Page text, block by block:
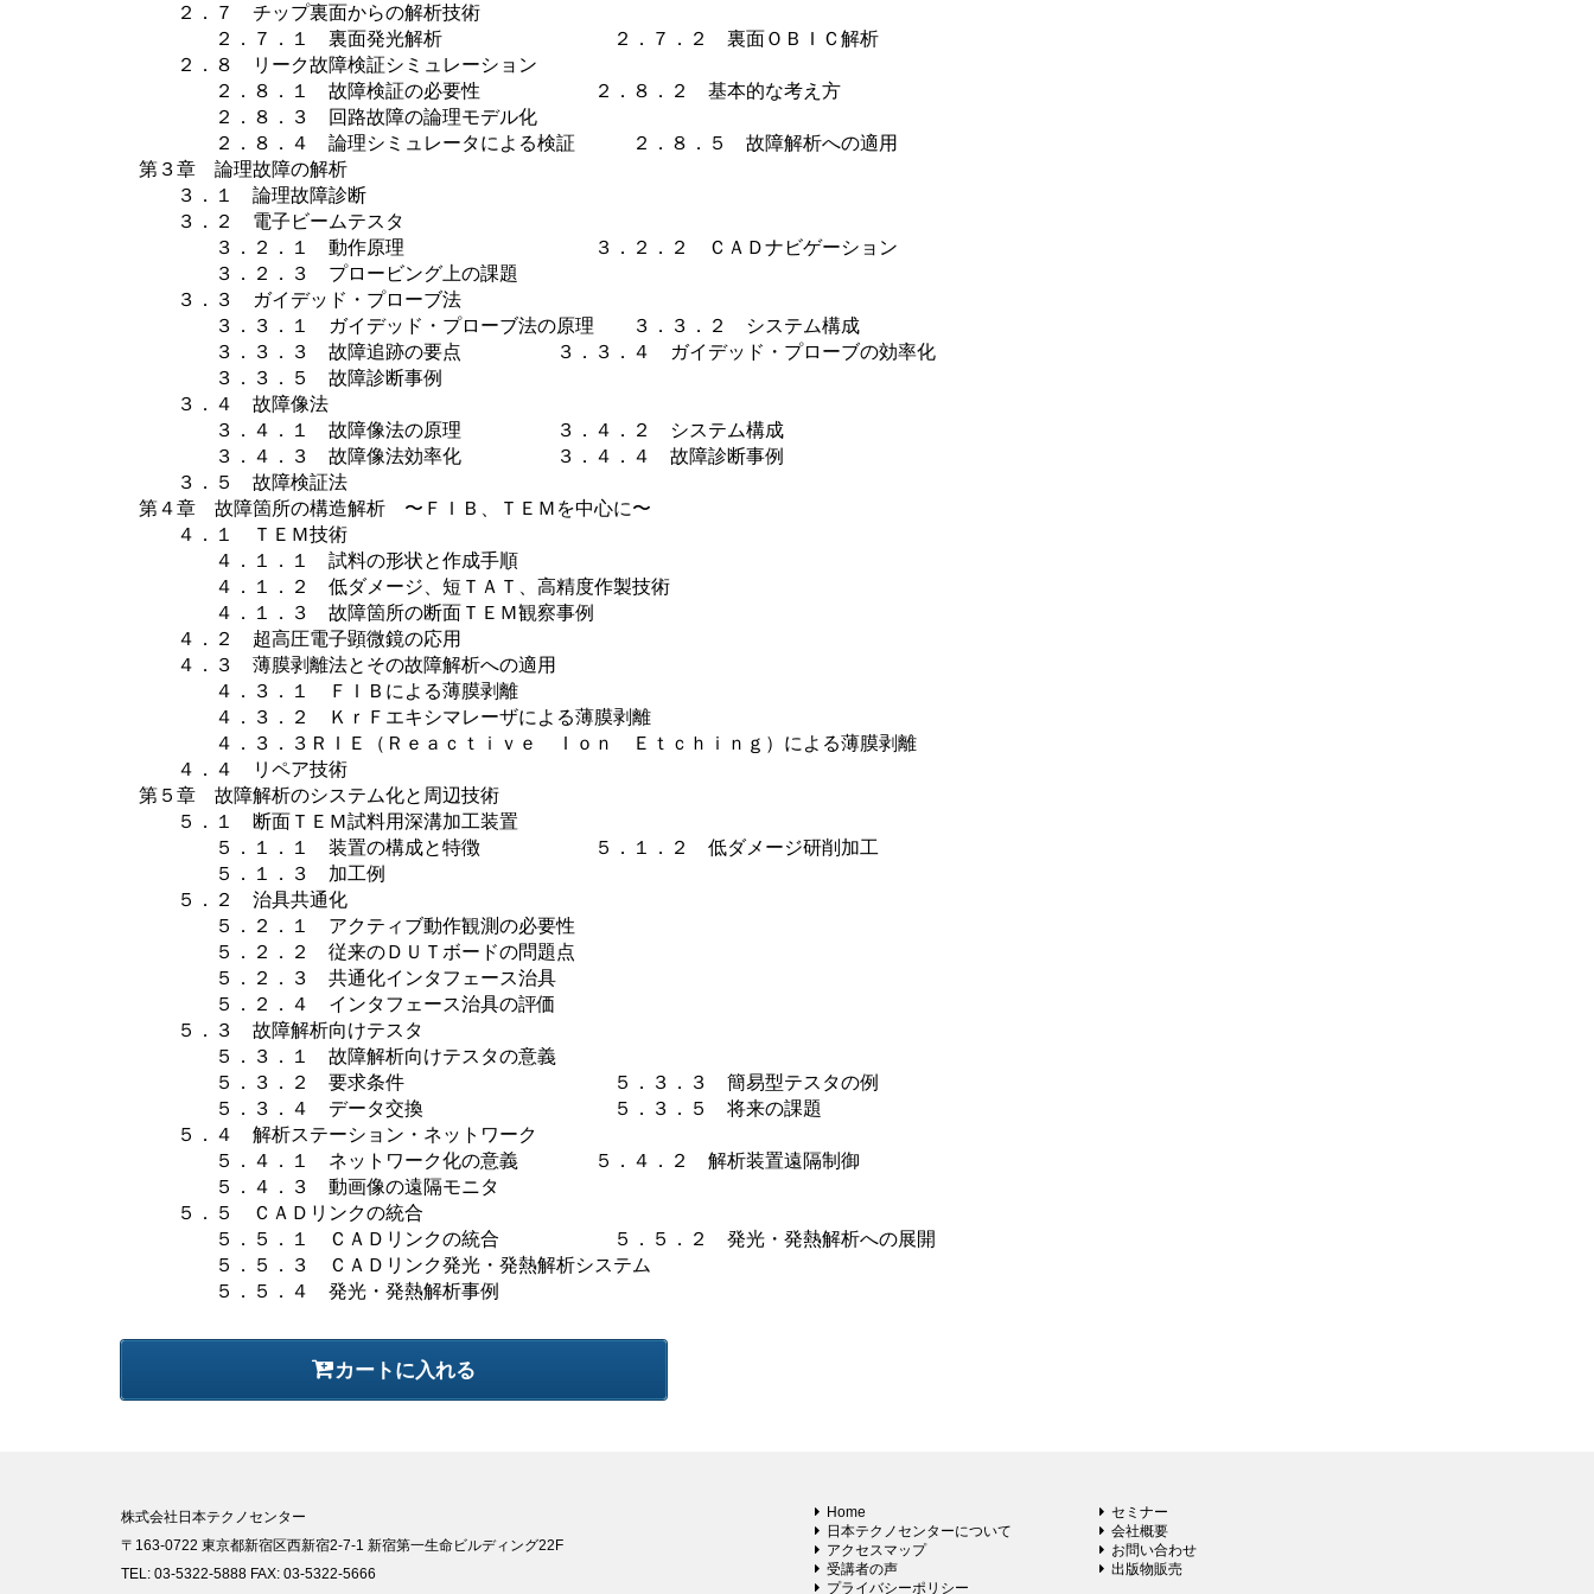
２．７ チップ裏面からの解析技術
２．７．１ 裏面発光解析 ２．７．２ 裏面ＯＢＩＣ解析
２．８ リーク故障検証シミュレーション
２．８．１ 故障検証の必要性 ２．８．２ 基本的な考え方
２．８．３ 回路故障の論理モデル化
２．８．４ 論理シミュレータによる検証 ２．８．５ 故障解析への適用
第３章 論理故障の解析
３．１ 論理故障診断
３．２ 電子ビームテスタ
３．２．１ 動作原理 ３．２．２ ＣＡＤナビゲーション
３．２．３ プロービング上の課題
３．３ ガイデッド・プローブ法
３．３．１ ガイデッド・プローブ法の原理 ３．３．２ システム構成
３．３．３ 故障追跡の要点 ３．３．４ ガイデッド・プローブの効率化
３．３．５ 故障診断事例
３．４ 故障像法
３．４．１ 故障像法の原理 ３．４．２ システム構成
３．４．３ 故障像法効率化 ３．４．４ 故障診断事例
３．５ 故障検証法
第４章 故障箇所の構造解析 〜ＦＩＢ、ＴＥＭを中心に〜
４．１ ＴＥＭ技術
４．１．１ 試料の形状と作成手順
４．１．２ 低ダメージ、短ＴＡＴ、高精度作製技術
４．１．３ 故障箇所の断面ＴＥＭ観察事例
４．２ 超高圧電子顕微鏡の応用
４．３ 薄膜剥離法とその故障解析への適用
４．３．１ ＦＩＢによる薄膜剥離
４．３．２ ＫｒＦエキシマレーザによる薄膜剥離
４．３．３ＲＩＥ（Ｒｅａｃｔｉｖｅ Ｉｏｎ Ｅｔｃｈｉｎｇ）による薄膜剥離
４．４ リペア技術
第５章 故障解析のシステム化と周辺技術
５．１ 断面ＴＥＭ試料用深溝加工装置
５．１．１ 装置の構成と特徴 ５．１．２ 低ダメージ研削加工
５．１．３ 加工例
５．２ 治具共通化
５．２．１ アクティブ動作観測の必要性
５．２．２ 従来のＤＵＴボードの問題点
５．２．３ 共通化インタフェース治具
５．２．４ インタフェース治具の評価
５．３ 故障解析向けテスタ
５．３．１ 故障解析向けテスタの意義
５．３．２ 要求条件 ５．３．３ 簡易型テスタの例
５．３．４ データ交換 ５．３．５ 将来の課題
５．４ 解析ステーション・ネットワーク
５．４．１ ネットワーク化の意義 ５．４．２ 解析装置遠隔制御
５．４．３ 動画像の遠隔モニタ
５．５ ＣＡＤリンクの統合
５．５．１ ＣＡＤリンクの統合 ５．５．２ 発光・発熱解析への展開
５．５．３ ＣＡＤリンク発光・発熱解析システム
５．５．４ 発光・発熱解析事例
カートに入れる
Home
セミナー
日本テクノセンターについて
会社概要
アクセスマップ
お問い合わせ
受講者の声
出版物販売
プライバシーポリシー
株式会社日本テクノセンター
〒163-0722 東京都新宿区西新宿2-7-1 新宿第一生命ビルディング22F
TEL: 03-5322-5888 FAX: 03-5322-5666